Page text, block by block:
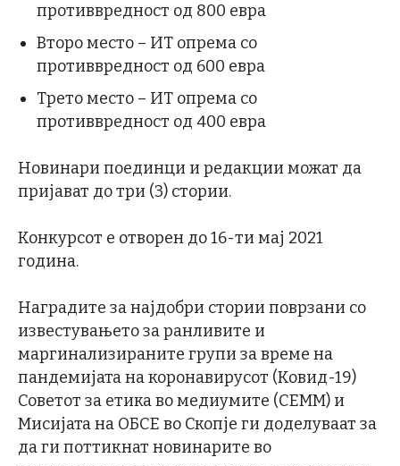
противвредност од 800 евра
Второ место – ИТ опрема со
противвредност од 600 евра
Трето место – ИТ опрема со
противвредност од 400 евра
Новинари поединци и редакции можат да
пријават до три (3) стории.
Конкурсот е отворен до 16-ти мај 2021
година.
Наградите за најдобри стории поврзани со
известувањето за ранливите и
маргинализираните групи за време на
пандемијата на коронавирусот (Ковид-19)
Советот за етика во медиумите (СЕММ) и
Мисијата на ОБСЕ во Скопје ги доделуваат за
да ги поттикнат новинарите во